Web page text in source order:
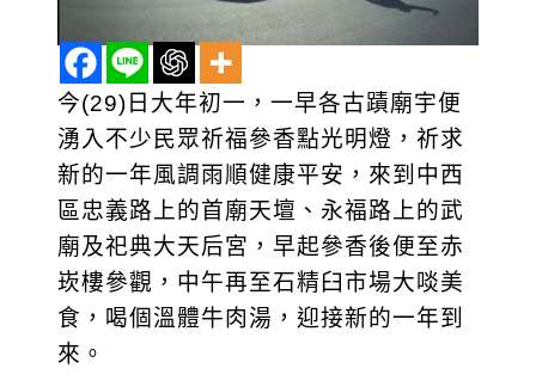
今(29)日大年初一，一早各古蹟廟宇便
湧入不少民眾祈福參香點光明燈，祈求
新的一年風調雨順健康平安，來到中西
區忠義路上的首廟天壇、永福路上的武
廟及祀典大天后宮，早起參香後便至赤
崁樓參觀，中午再至石精臼市場大啖美
食，喝個溫體牛肉湯，迎接新的一年到
來。